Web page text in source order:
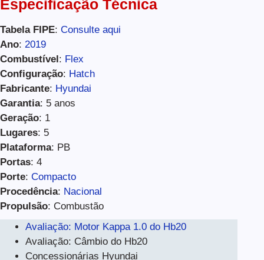
Especificação Técnica
Tabela FIPE: Consulte aqui
Ano: 2019
Combustível: Flex
Configuração: Hatch
Fabricante: Hyundai
Garantia: 5 anos
Geração: 1
Lugares: 5
Plataforma: PB
Portas: 4
Porte: Compacto
Procedência: Nacional
Propulsão: Combustão
Avaliação: Motor Kappa 1.0 do Hb20
Avaliação: Câmbio do Hb20
Concessionárias Hyundai